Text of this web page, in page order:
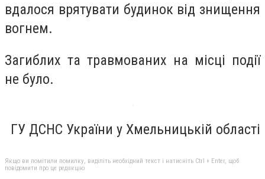
вдалося врятувати будинок від знищення
вогнем.
Загиблих та травмованих на місці події
не було.
ГУ ДСНС України у Хмельницькій області
Якщо ви помітили помилку, виділіть необхідний текст і натисніть Ctrl + Enter, щоб
повідомити про це редакцію